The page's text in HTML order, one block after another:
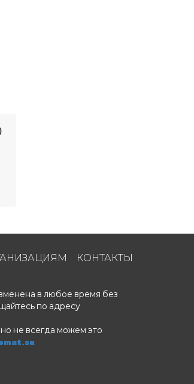
КОНТАКТЫ
в любое время без
по адресу
не всегда можем это